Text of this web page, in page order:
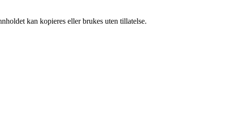
kan kopieres eller brukes uten tillatelse.